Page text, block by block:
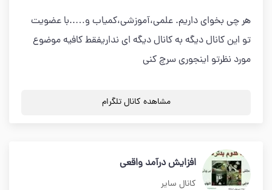
هر چی بخوای داریم. علمی،آموزشی،کمیاب و…..با عضویت
تو این کانال دیگه به کانال دیگه ای نداریفقط کافیه موضوع
مورد نظرتو اینجوری سرچ کنی
مشاهده کانال تلگرام
افزایش درآمد واقعی
کانال سایر